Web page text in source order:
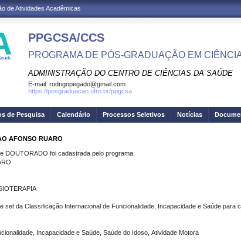
de Atividades Acadêmicas
PPGCSA/CCS
PROGRAMA DE PÓS-GRADUAÇÃO EM
ADMINISTRAÇÃO DO CENTRO DE CIÊNCIAS DA SAÚDE
E-mail: rodrigopegado@gmail.com
https://posgraduacao.ufrn.br/ppgcsa
de Pesquisa Calendário Processos Seletivos Notícias
AFONSO RUARO
DOUTORADO foi cadastrada pelo programa.
set da Classificação Internacional de Funcionalidade, Incapacidade e Saúde
Incapacidade e Saúde, Saúde do Idoso, Atividade Motora